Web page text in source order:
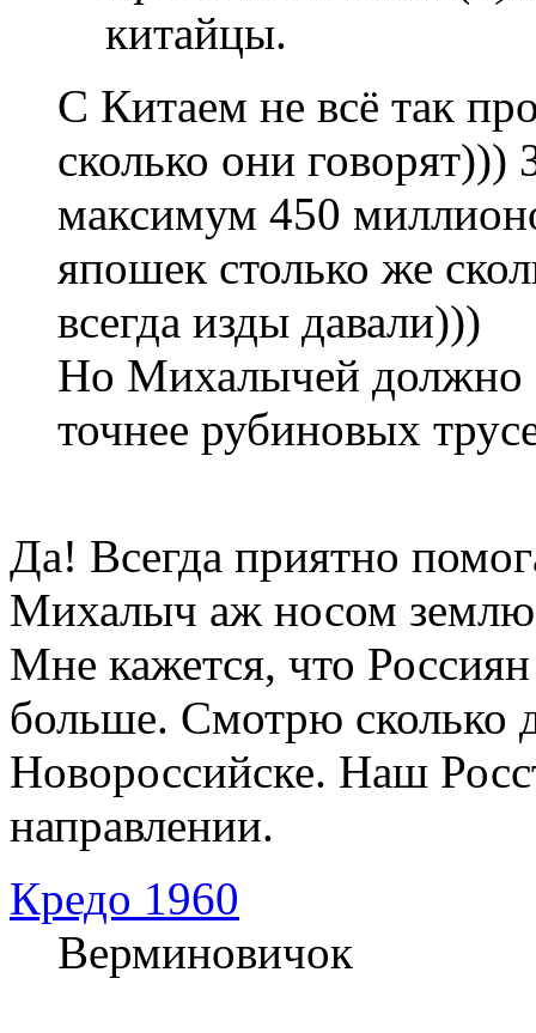
китайцы.
С Китаем не всё так
сколько они говорят)))
максимум 450
япошек столько же
всегда изды давали)))
Но Михалычей должно
точнее рубиновых
Да! Всегда приятно
Михалыч аж носом землю
Мне кажется, что
больше. Смотрю сколько
Новороссийске. Наш
направлении.
Кредо 1960
Верминовичок